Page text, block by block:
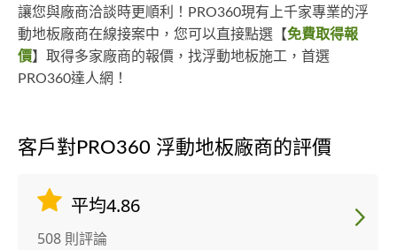
讓您與廠商洽談時更順利！PRO360現有上千家專業的浮
動地板廠商在線接案中，您可以直接點選【免費取得報
價】取得多家廠商的報價，找浮動地板施工，首選
PRO360達人網！
客戶對PRO360 浮動地板廠商的評價
平均4.86
508 則評論